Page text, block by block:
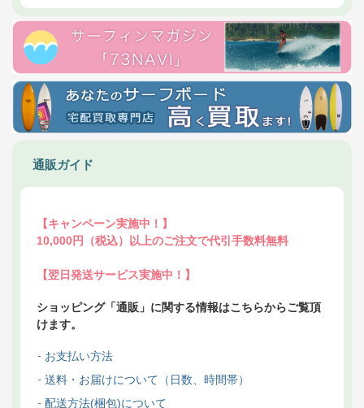
通販ガイド
【キャンペーン実施中！】
10,000円（税込）以上のご注文で代引手数料無料
【翌日発送サービス実施中！】
ショッピング「通販」に関する情報はこちらからご覧頂
けます。
お支払い方法
送料・お届けについて（日数、時間帯）
配送方法(梱包)について